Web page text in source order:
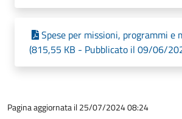
Spese per missioni, programmi e
(815,55 KB - Pubblicato il 09/06/
Pagina aggiornata il 25/07/2024 08:24